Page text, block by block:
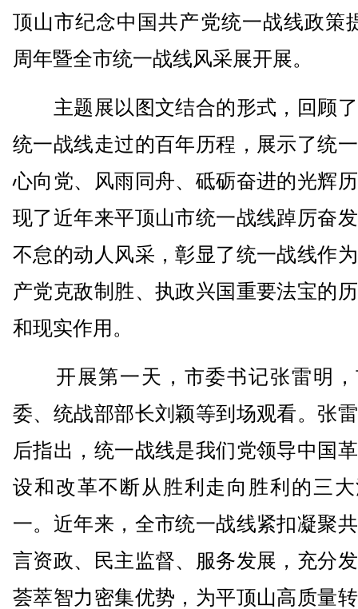
顶山市纪念中国共产党统一战线政策
周年暨全市统一战线风采展开展。
主题展以图文结合的形式，回顾
统一战线走过的百年历程，展示了统
心向党、风雨同舟、砥砺奋进的光辉
现了近年来平顶山市统一战线踔厉奋
不怠的动人风采，彰显了统一战线作
产党克敌制胜、执政兴国重要法宝的
和现实作用。
开展第一天，市委书记张雷明，
委、统战部部长刘颖等到场观看。张
后指出，统一战线是我们党领导中国
设和改革不断从胜利走向胜利的三
一。近年来，全市统一战线紧扣凝聚
言资政、民主监督、服务发展，充分
荟萃智力密集优势，为平顶山高质量